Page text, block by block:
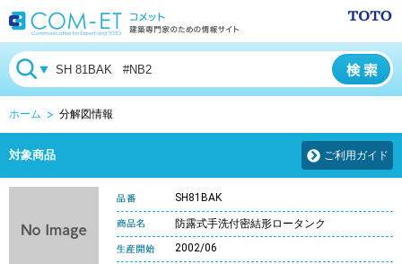
ホーム 分解図情報
対象商品 ご利用ガイド
SH81BAK
防露式手洗付密結形ロータンク
2002/06